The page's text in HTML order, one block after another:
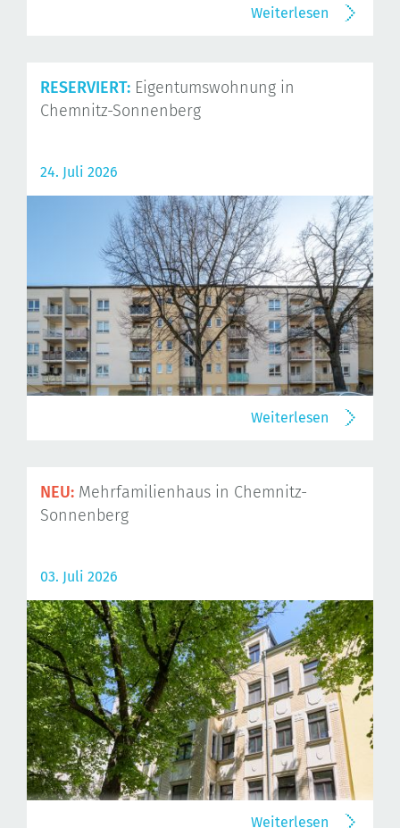
Weiterlesen
RESERVIERT: Eigentumswohnung in
Chemnitz-Sonnenberg
24. Juli 2026
Weiterlesen
NEU: Mehrfamilienhaus in Chemnitz-
Sonnenberg
03. Juli 2026
Weiterlesen